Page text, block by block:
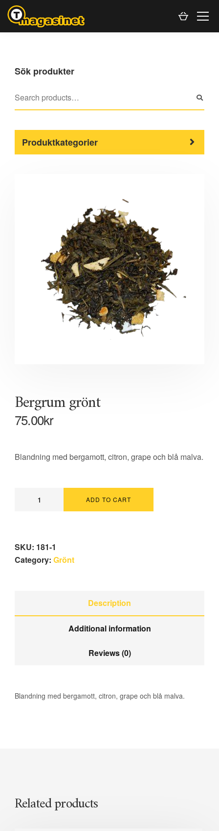
Sök produkter
Produktkategorier
Bergrum grönt
75.00kr
Blandning med bergamott, citron, grape och blå malva.
ADD TO CART
SKU: 181-1
Category: Grönt
Description
Additional information
Reviews (0)
Blandning med bergamott, citron, grape och blå malva.
Related products